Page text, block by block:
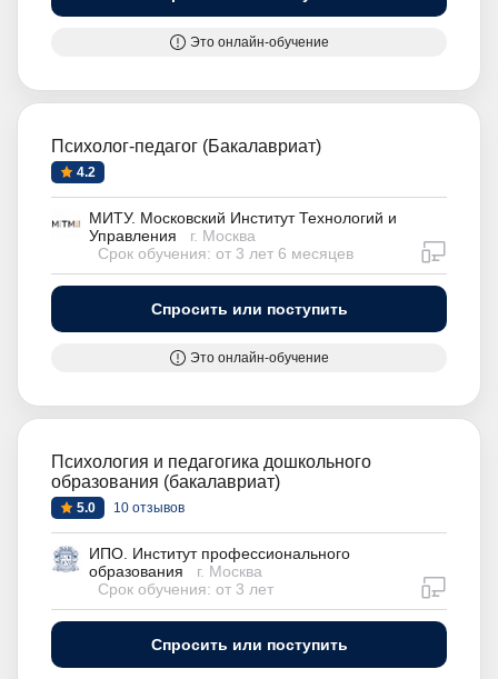
Это онлайн-обучение
Психолог-педагог (Бакалавриат)
4.2
МИТУ. Московский Институт Технологий и
Управления
г. Москва
Срок обучения: от 3 лет 6 месяцев
Спросить или поступить
Это онлайн-обучение
Психология и педагогика дошкольного
образования (бакалавриат)
5.0 10 отзывов
ИПО. Институт профессионального
образования
г. Москва
Срок обучения: от 3 лет
Спросить или поступить